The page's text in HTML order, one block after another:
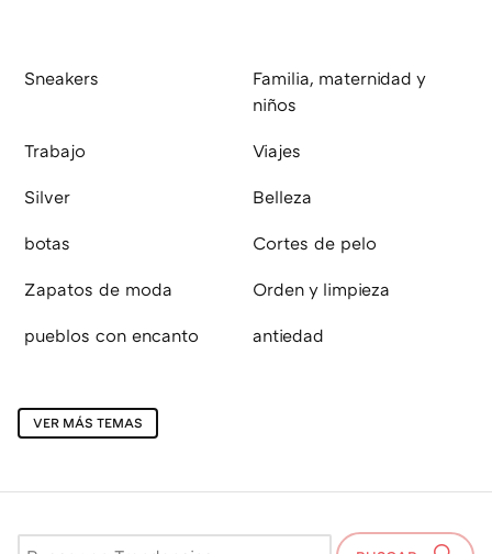
Sneakers
Familia, maternidad y
niños
Trabajo Viajes
Silver Belleza
botas Cortes de pelo
Zapatos de moda Orden y limpieza
pueblos con encanto antiedad
VER MÁS TEMAS